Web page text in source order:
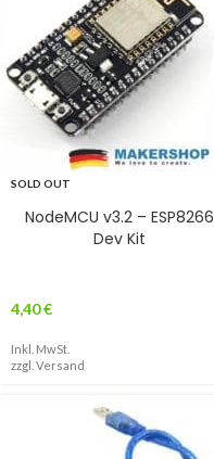
SOLD OUT
NodeMCU v3.2 – ESP8266
Dev Kit
4,40€
Inkl. MwSt.
zzgl. Versand